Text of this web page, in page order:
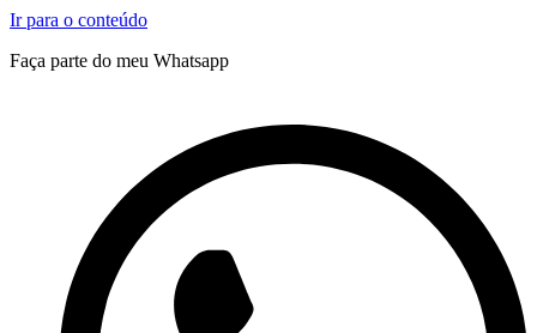
Ir para o conteúdo
Faça parte do meu Whatsapp